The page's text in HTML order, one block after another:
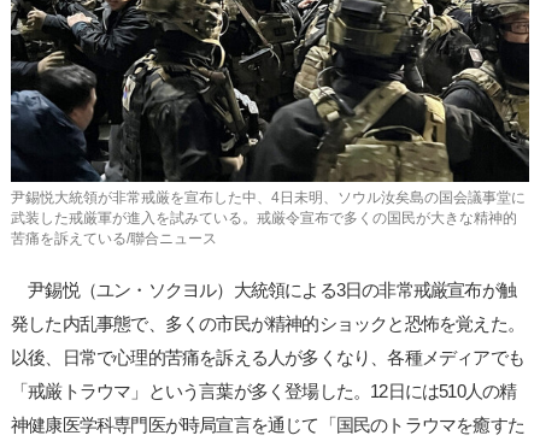
링
크
尹錫悦大統領が非常戒厳を宣布した中、4日未明、ソウル汝矣島の国会議事堂に
武装した戒厳軍が進入を試みている。戒厳令宣布で多くの国民が大きな精神的
苦痛を訴えている/聯合ニュース
尹錫悦（ユン・ソクヨル）大統領による3日の非常戒厳宣布が触
発した内乱事態で、多くの市民が精神的ショックと恐怖を覚えた。
以後、日常で心理的苦痛を訴える人が多くなり、各種メディアでも
「戒厳トラウマ」という言葉が多く登場した。12日には510人の精
神健康医学科専門医が時局宣言を通じて「国民のトラウマを癒すた